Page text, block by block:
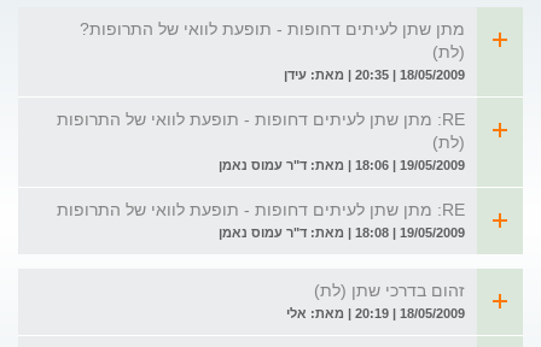
מתן שתן לעיתים דחופות - תופעת לוואי של התרופות?
(לת)
18/05/2009 | 20:35 | מאת: עידן
RE: מתן שתן לעיתים דחופות - תופעת לוואי של התרופות
(לת)
19/05/2009 | 18:06 | מאת: ד"ר עמוס נאמן
RE: מתן שתן לעיתים דחופות - תופעת לוואי של התרופות
19/05/2009 | 18:08 | מאת: ד"ר עמוס נאמן
זהום בדרכי שתן (לת)
18/05/2009 | 20:19 | מאת: אלי